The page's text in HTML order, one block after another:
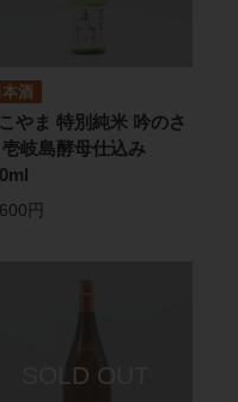
本酒
やま 特別純米 吟のさ
壱岐島酵母仕込み
円